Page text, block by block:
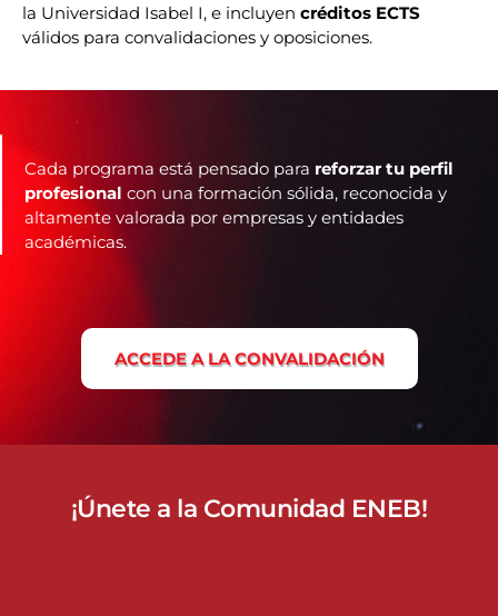
la Universidad Isabel I, e incluyen créditos ECTS
válidos para convalidaciones y oposiciones.
Cada programa está pensado para reforzar tu perfil
profesional con una formación sólida, reconocida y
altamente valorada por empresas y entidades
académicas.
ACCEDE A LA CONVALIDACIÓN
¡Únete a la Comunidad ENEB!